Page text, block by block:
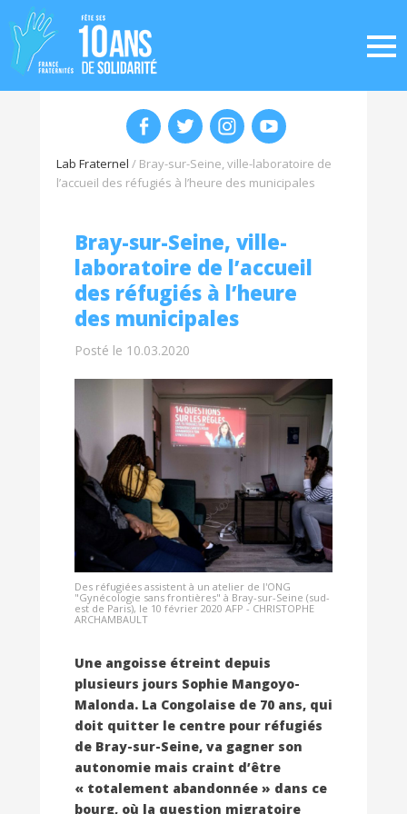
Lab Fraternel / Bray-sur-Seine, ville-laboratoire de
l’accueil des réfugiés à l’heure des municipales
Bray-sur-Seine, ville-
laboratoire de l’accueil
des réfugiés à l’heure
des municipales
Posté le 10.03.2020
Des réfugiées assistent à un atelier de l'ONG
"Gynécologie sans frontières" à Bray-sur-Seine (sud-
est de Paris), le 10 février 2020 AFP - CHRISTOPHE
ARCHAMBAULT
Une angoisse étreint depuis
plusieurs jours Sophie Mangoyo-
Malonda. La Congolaise de 70 ans, qui
doit quitter le centre pour réfugiés
de Bray-sur-Seine, va gagner son
autonomie mais craint d’être
« totalement abandonnée » dans ce
bourg, où la question migratoire